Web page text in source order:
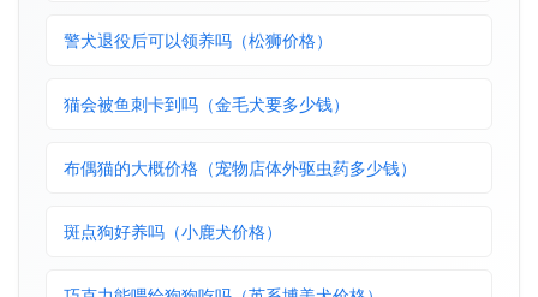
警犬退役后可以领养吗（松狮价格）
猫会被鱼刺卡到吗（金毛犬要多少钱）
布偶猫的大概价格（宠物店体外驱虫药多少钱）
斑点狗好养吗（小鹿犬价格）